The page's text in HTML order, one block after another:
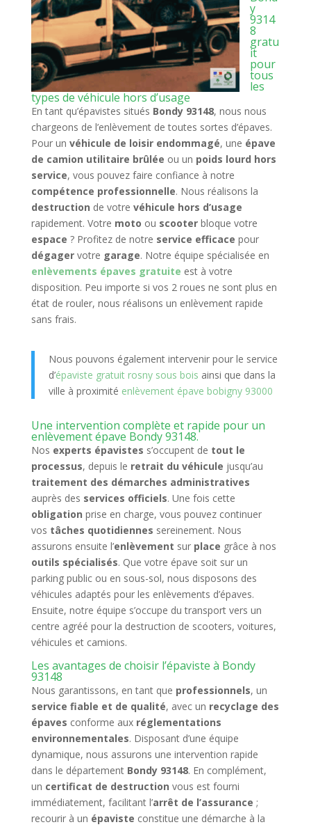
y
9314
8
gratu
it
pour
tous
les
types de véhicule hors d’usage
En tant qu’épavistes situés Bondy 93148, nous nous
chargeons de l’enlèvement de toutes sortes d’épaves.
Pour un véhicule de loisir endommagé, une épave
de camion utilitaire brûlée ou un poids lourd hors
service, vous pouvez faire confiance à notre
compétence professionnelle. Nous réalisons la
destruction de votre véhicule hors d’usage
rapidement. Votre moto ou scooterbloque votre
espace ? Profitez de notre service efficace pour
dégagervotre garage. Notre équipe spécialisée en
enlèvements épaves gratuite est à votre
disposition. Peu importe si vos 2 roues ne sont plus en
état de rouler, nous réalisons un enlèvement rapide
sans frais.
Nous pouvons également intervenir pour le service
d’épaviste gratuit rosny sous bois ainsi que dans la
ville à proximité enlèvement épave bobigny 93000
Une intervention complète et rapide pour un
enlèvement épave Bondy 93148.
Nos experts épavistes s’occupent de tout le
processus, depuis le retrait du véhicule jusqu’au
traitement des démarches administratives
auprès des services officiels. Une fois cette
obligation prise en charge, vous pouvez continuer
vos tâches quotidiennes sereinement. Nous
assurons ensuite l’enlèvement sur place grâce à nos
outils spécialisés. Que votre épave soit sur un
parking public ou en sous-sol, nous disposons des
véhicules adaptés pour les enlèvements d’épaves.
Ensuite, notre équipe s’occupe du transport vers un
centre agréé pour la destruction de scooters, voitures,
véhicules et camions.
Les avantages de choisir l’épaviste à Bondy
93148
Nous garantissons, en tant que professionnels, un
service fiable et de qualité, avec un recyclage des
épaves conforme aux réglementations
environnementales. Disposant d’une équipe
dynamique, nous assurons une intervention rapide
dans le départementBondy 93148. En complément,
un certificat de destruction vous est fourni
immédiatement, facilitant l’arrêt de l’assurance ;
recourir à un épaviste constitue une démarche à la